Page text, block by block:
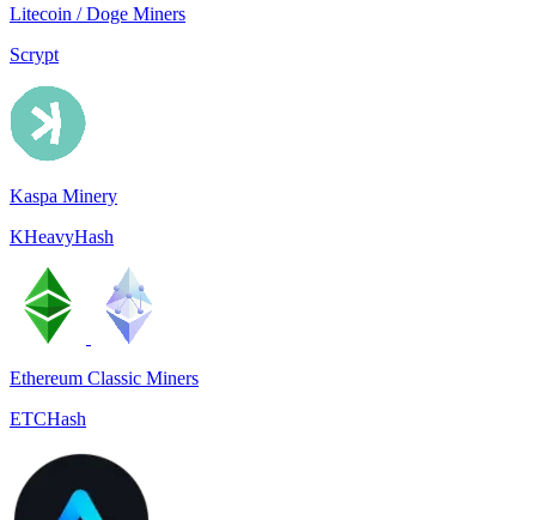
Litecoin / Doge Miners
Scrypt
Kaspa Minery
KHeavyHash
Ethereum Classic Miners
ETCHash